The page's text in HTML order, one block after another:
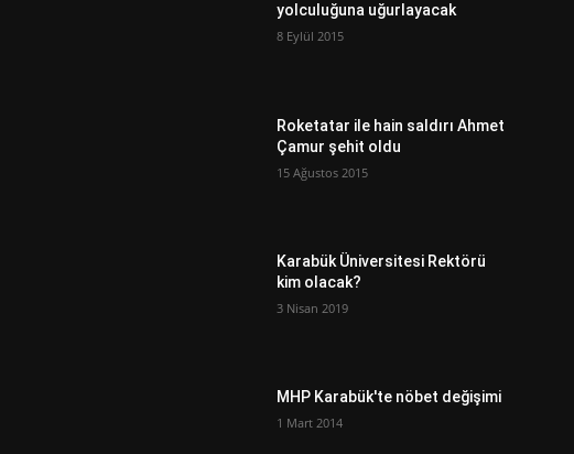
yolculuğuna uğurlayacak
8 Eylül 2015
Roketatar ile hain saldırı Ahmet
Çamur şehit oldu
15 Ağustos 2015
Karabük Üniversitesi Rektörü
kim olacak?
3 Nisan 2019
MHP Karabük'te nöbet değişimi
1 Mart 2014